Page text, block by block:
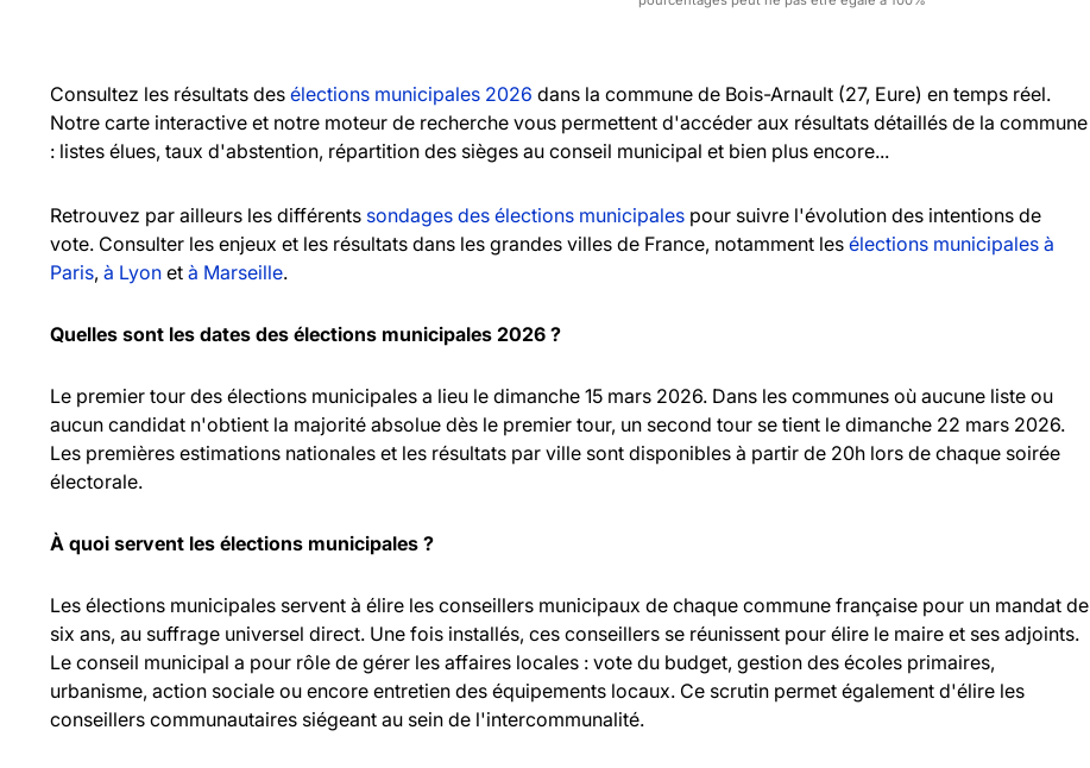
Consultez les résultats des élections municipales 2026 dans la commune de Bois-Arnault (27, Eure) en temps réel.
Notre carte interactive et notre moteur de recherche vous permettent d'accéder aux résultats détaillés de la commune
: listes élues, taux d'abstention, répartition des sièges au conseil municipal et bien plus encore...
Retrouvez par ailleurs les différents sondages des élections municipales pour suivre l'évolution des intentions de
vote. Consulter les enjeux et les résultats dans les grandes villes de France, notamment les élections municipales à
Paris, à Lyon et à Marseille.
Quelles sont les dates des élections municipales 2026 ?
Le premier tour des élections municipales a lieu le dimanche 15 mars 2026. Dans les communes où aucune liste ou
aucun candidat n'obtient la majorité absolue dès le premier tour, un second tour se tient le dimanche 22 mars 2026.
Les premières estimations nationales et les résultats par ville sont disponibles à partir de 20h lors de chaque soirée
électorale.
À quoi servent les élections municipales ?
Les élections municipales servent à élire les conseillers municipaux de chaque commune française pour un mandat de
six ans, au suffrage universel direct. Une fois installés, ces conseillers se réunissent pour élire le maire et ses adjoints.
Le conseil municipal a pour rôle de gérer les affaires locales : vote du budget, gestion des écoles primaires,
urbanisme, action sociale ou encore entretien des équipements locaux. Ce scrutin permet également d'élire les
conseillers communautaires siégeant au sein de l'intercommunalité.